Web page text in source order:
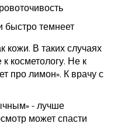
быстро темнеет
В таких случаях
косметологу. Не к
про лимон». К врачу с
- лучше
может спасти